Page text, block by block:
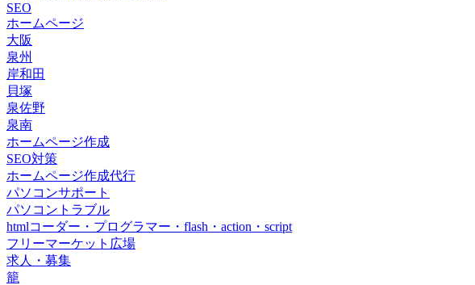
SEO
ホームページ
大阪
泉州
岸和田
貝塚
泉佐野
泉南
ホームページ作成
SEO対策
ホームページ作成代行
パソコンサポート
パソコントラブル
htmlコーダー・プログラマー・flash・action・script
フリーマーケット広場
求人・募集
籠